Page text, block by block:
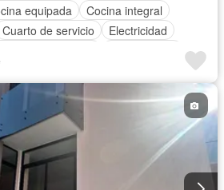
equipada
Cocina integral
Cuarto de servicio
Electricidad